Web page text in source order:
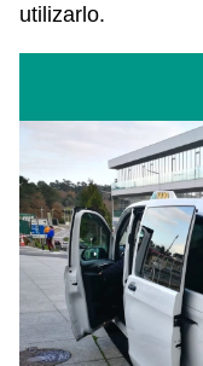
utilizarlo.